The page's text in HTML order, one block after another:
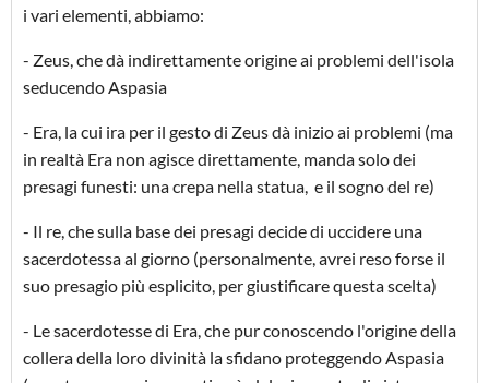
i vari elementi, abbiamo:
- Zeus, che dà indirettamente origine ai problemi dell'isola
seducendo Aspasia
- Era, la cui ira per il gesto di Zeus dà inizio ai problemi (ma
in realtà Era non agisce direttamente, manda solo dei
presagi funesti: una crepa nella statua, e il sogno del re)
- Il re, che sulla base dei presagi decide di uccidere una
sacerdotessa al giorno (personalmente, avrei reso forse il
suo presagio più esplicito, per giustificare questa scelta)
- Le sacerdotesse di Era, che pur conoscendo l'origine della
collera della loro divinità la sfidano proteggendo Aspasia